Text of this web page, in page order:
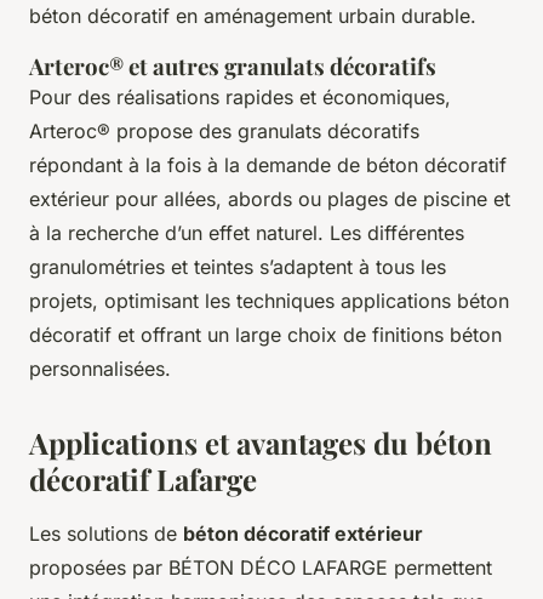
béton décoratif en aménagement urbain durable.
Arteroc® et autres granulats décoratifs
Pour des réalisations rapides et économiques,
Arteroc® propose des granulats décoratifs
répondant à la fois à la demande de béton décoratif
extérieur pour allées, abords ou plages de piscine et
à la recherche d’un effet naturel. Les différentes
granulométries et teintes s’adaptent à tous les
projets, optimisant les techniques applications béton
décoratif et offrant un large choix de finitions béton
personnalisées.
Applications et avantages du béton
décoratif Lafarge
Les solutions de béton décoratif extérieur
proposées par BÉTON DÉCO LAFARGE permettent